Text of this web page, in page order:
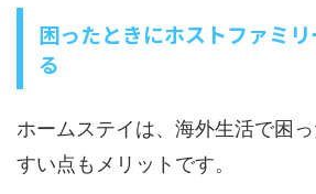
困ったときにホストファミ
る
ホームステイは、海外生活で困
すい点もメリットです。